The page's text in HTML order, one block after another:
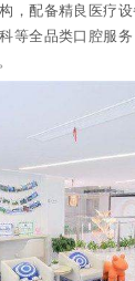
，配备精良医疗
等全品类口腔服